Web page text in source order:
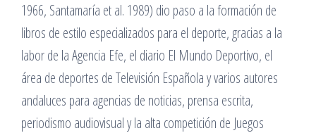
1966, Santamaría et al. 1989) dio paso a la formación de
libros de estilo especializados para el deporte, gracias a la
labor de la Agencia Efe, el diario El Mundo Deportivo, el
área de deportes de Televisión Española y varios autores
andaluces para agencias de noticias, prensa escrita,
periodismo audiovisual y la alta competición de Juegos